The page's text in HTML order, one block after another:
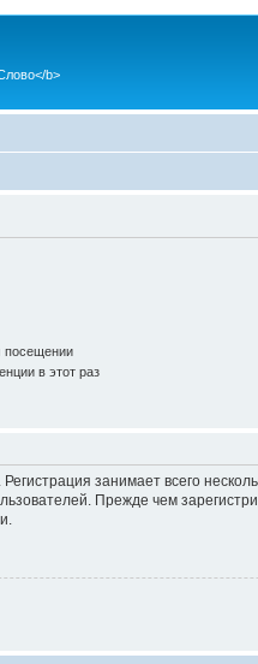
b>
посещении
в этот раз
занимает всего
Прежде чем